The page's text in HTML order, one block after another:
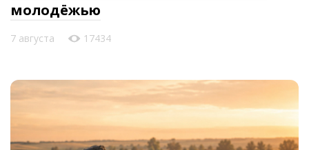
молодёжью
7 августа 17434